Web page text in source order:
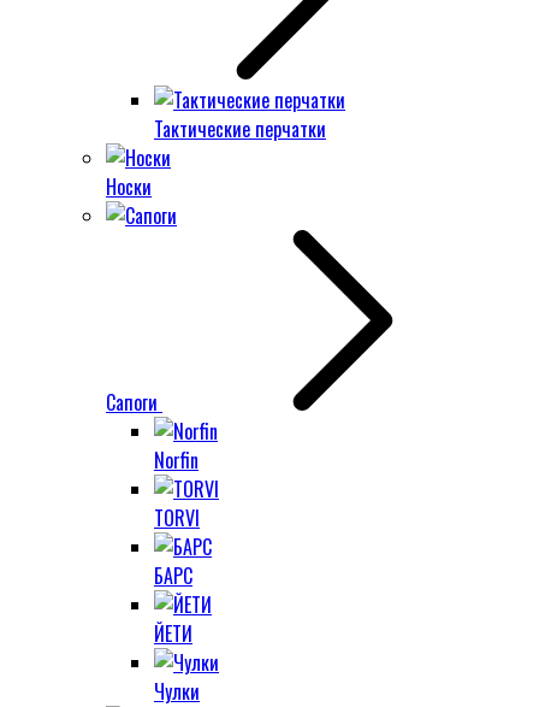
Тактические перчатки
Носки
Сапоги
Norfin
TORVI
БАРС
ЙЕТИ
Чулки